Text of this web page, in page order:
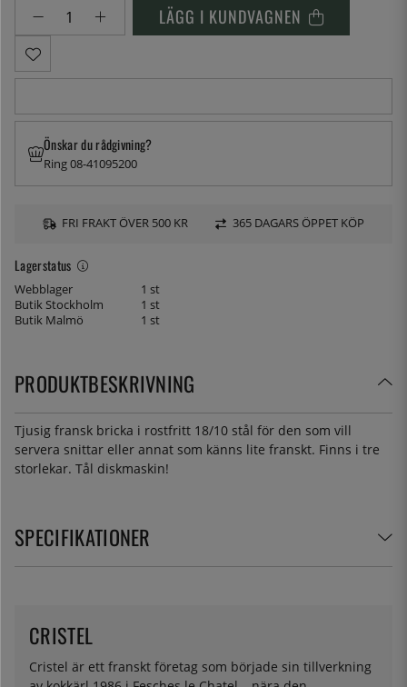
LÄGG I KUNDVAGNEN
Lagerstatus
Webblager
1 st
Butik Stockholm
1 st
Butik Malmö
1 st
Önskar du rådgivning?
Ring 08-41095200
FRI FRAKT ÖVER 500 KR 365 DAGARS ÖPPET KÖP
PRODUKTBESKRIVNING
Tjusig fransk bricka i rostfritt 18/10 stål för den som vill
servera snittar eller annat som känns lite franskt. Finns i tre
storlekar. Tål diskmaskin!
SPECIFIKATIONER
Cristel är ett franskt företag som började sin tillverkning
CRISTEL